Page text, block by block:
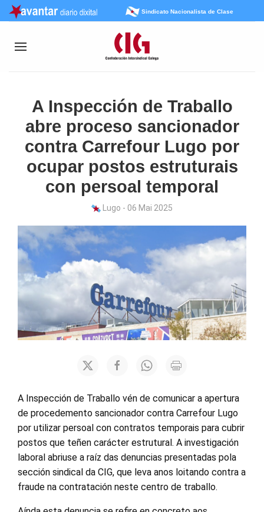
Sindicato Nacionalista de Clase
A Inspección de Traballo
abre proceso sancionador
contra Carrefour Lugo por
ocupar postos estruturais
con persoal temporal
Lugo - 06 Mai 2025
A Inspección de Traballo vén de comunicar a apertura
de procedemento sancionador contra Carrefour Lugo
por utilizar persoal con contratos temporais para cubrir
postos que teñen carácter estrutural. A investigación
laboral abriuse a raíz das denuncias presentadas pola
sección sindical da CIG, que leva anos loitando contra a
fraude na contratación neste centro de traballo.